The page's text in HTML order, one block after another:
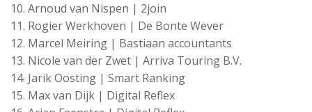
Arnoud van Nispen | 2join
Rogier Werkhoven | De Bonte Wever
Marcel Meiring | Bastiaan accountants
Nicole van der Zwet | Arriva Touring B.V.
Jarik Oosting | Smart Ranking
Max van Dijk | Digital Reflex